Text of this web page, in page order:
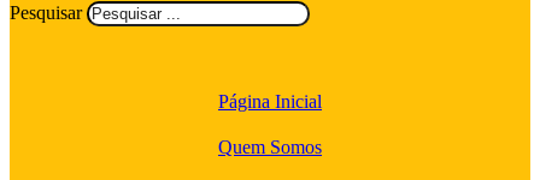
Pesquisar
Página Inicial
Quem Somos